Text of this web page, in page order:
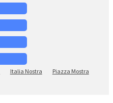
Italia Nostra
Piazza Mostra